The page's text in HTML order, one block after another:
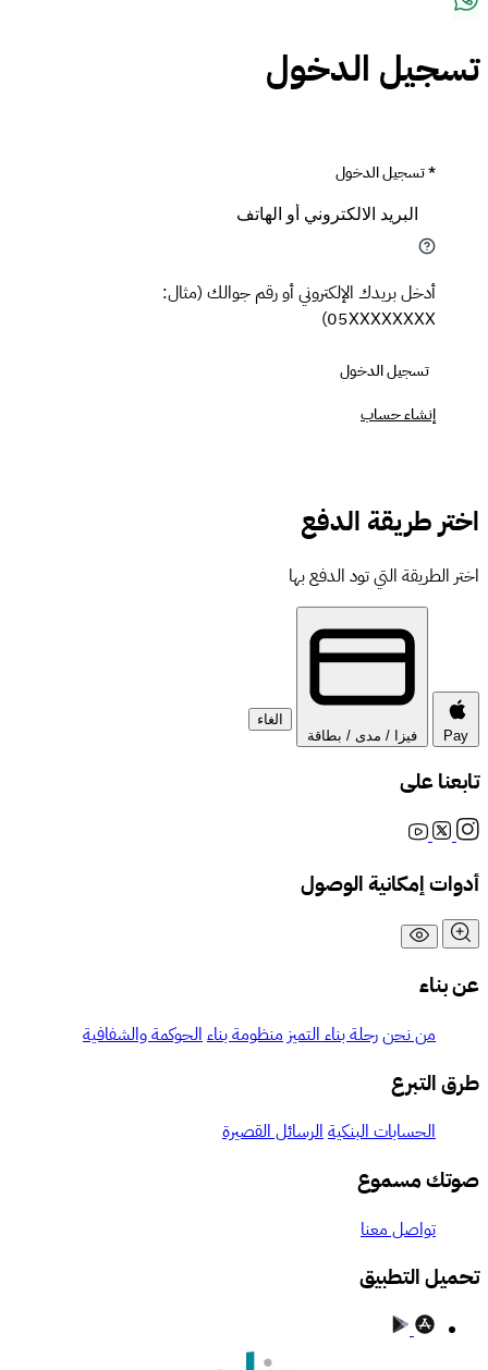
تسجيل الدخول
*تسجيل الدخول
أدخل بريدك الإلكتروني أو رقم جوالك (مثال:
05XXXXXXXX)
تسجيل الدخول
إنشاء حساب
اختر طريقة الدفع
اختر الطريقة التي تود الدفع بها
Pay فيزا / مدى / بطاقة
الغاء
تابعنا على
أدوات إمكانية الوصول
عن بناء
من نحنرحلة بناء التميز منظومة بناءالحوكمة والشفافية
طرق التبرع
الحسابات البنكيةالرسائل القصيرة
صوتك مسموع
تواصل معنا
تحميل التطبيق